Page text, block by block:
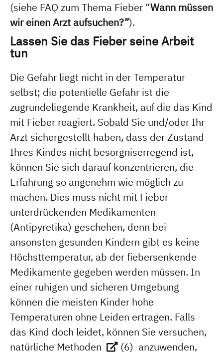
(siehe FAQ zum Thema Fieber “Wann müssen
wir einen Arzt aufsuchen?”).
Lassen Sie das Fieber seine Arbeit
tun
Die Gefahr liegt nicht in der Temperatur
selbst; die potentielle Gefahr ist die
zugrundeliegende Krankheit, auf die das Kind
mit Fieber reagiert. Sobald Sie und/oder Ihr
Arzt sichergestellt haben, dass der Zustand
Ihres Kindes nicht besorgniserregend ist,
können Sie sich darauf konzentrieren, die
Erfahrung so angenehm wie möglich zu
machen. Dies muss nicht mit Fieber
unterdrückenden Medikamenten
(Antipyretika) geschehen, denn bei
ansonsten gesunden Kindern gibt es keine
Höchsttemperatur, ab der fiebersenkende
Medikamente gegeben werden müssen. In
einer ruhigen und sicheren Umgebung
können die meisten Kinder hohe
Temperaturen ohne Leiden ertragen. Falls
das Kind doch leidet, können Sie versuchen,
natürliche Methoden
(6) anzuwenden,